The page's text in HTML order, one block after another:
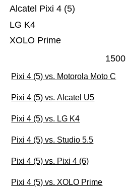
XOLO Prime
LG K4
Alcatel Pixi 4 (5)
1500
Pixi 4 (5) vs. Motorola Moto C
Pixi 4 (5) vs. Alcatel U5
Pixi 4 (5) vs. LG K4
Pixi 4 (5) vs. Studio 5.5
Pixi 4 (5) vs. Pixi 4 (6)
Pixi 4 (5) vs. XOLO Prime